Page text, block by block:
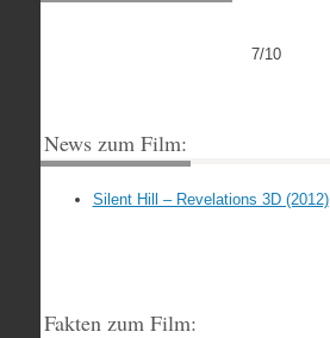
7/10
News zum Film:
Silent Hill – Revelations 3D (2012)
Fakten zum Film: